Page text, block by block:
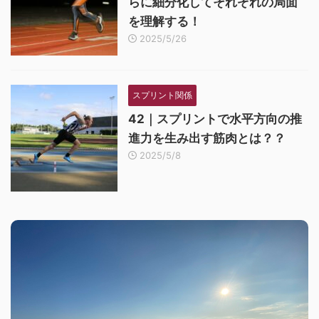
を理解する！
2025/5/26
スプリント関係
42｜スプリントで水平方向の推
進力を生み出す筋肉とは？？
2025/5/8